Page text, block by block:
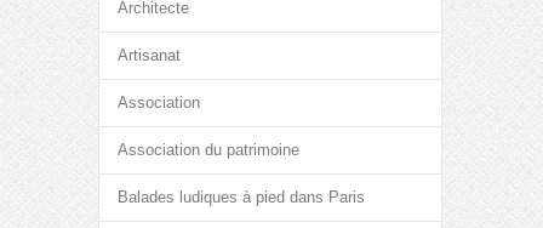
Architecte
Artisanat
Association
Association du patrimoine
Balades ludiques à pied dans Paris